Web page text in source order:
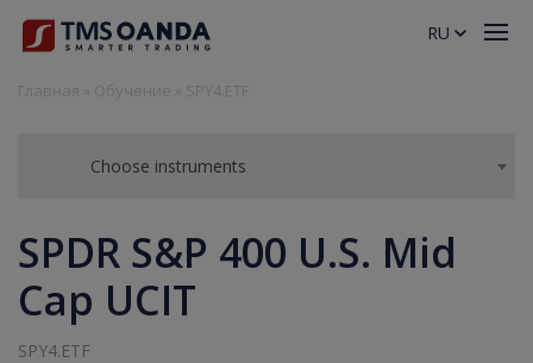
Choose instruments
SPDR S&P 400 U.S. Mid
Cap UCIT
SPY4.ETF
RU